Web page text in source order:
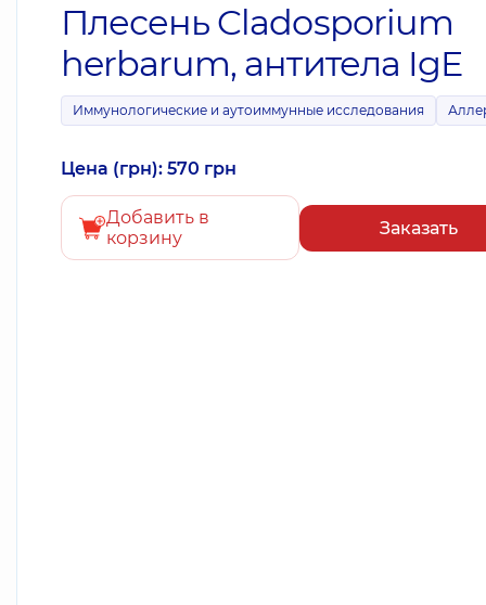
Плесень Cladosporium
herbarum, антитела IgE
Иммунологические и аутоиммунные исследования
Цена (грн): 570 грн
Добавить в
корзину
Заказать